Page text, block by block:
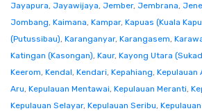
Jayapura, Jayawijaya, Jember, Jembrana,
Jombang, Kaimana, Kampar, Kapuas (Kuala
(Putussibau), Karanganyar, Karangasem,
Katingan (Kasongan), Kaur, Kayong Utara
Keerom, Kendal, Kendari, Kepahiang, Kepulauan
Aru, Kepulauan Mentawai, Kepulauan Meranti,
Kepulauan Selayar, Kepulauan Seribu,